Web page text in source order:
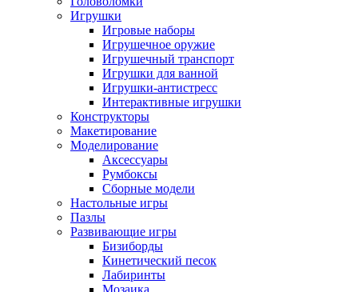
Игрушки
Игровые наборы
Игрушечное оружие
Игрушечный транспорт
Игрушки для ванной
Игрушки-антистресс
Интерактивные игрушки
Конструкторы
Макетирование
Моделирование
Аксессуары
Румбоксы
Сборные модели
Настольные игры
Пазлы
Развивающие игры
Бизиборды
Кинетический песок
Лабиринты
Мозаика